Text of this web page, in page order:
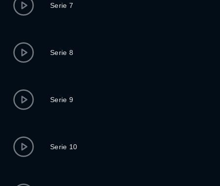
Serie 7
Serie 8
Serie 9
Serie 10